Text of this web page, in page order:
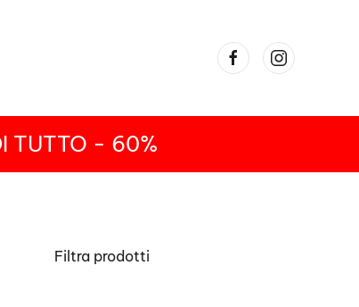
TUTTO - 60%
Filtra prodotti